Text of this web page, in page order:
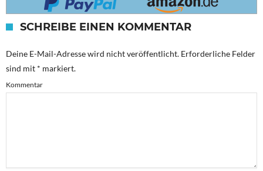
SCHREIBE EINEN KOMMENTAR
Deine E-Mail-Adresse wird nicht veröffentlicht. Erforderliche Felder
sind mit * markiert.
Kommentar